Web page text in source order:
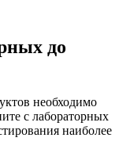
до
необходимо
с лабораторных
наиболее